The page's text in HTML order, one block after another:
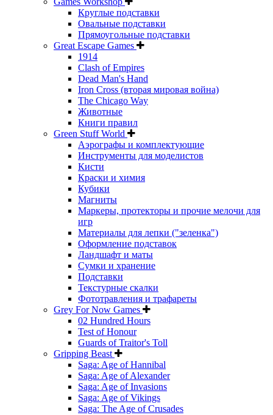
Круглые подставки
Овальные подставки
Прямоугольные подставки
Great Escape Games
1914
Clash of Empires
Dead Man's Hand
Iron Cross (вторая мировая война)
The Chicago Way
Животные
Книги правил
Green Stuff World
Аэрографы и комплектующие
Инструменты для моделистов
Кисти
Краски и химия
Кубики
Магниты
Маркеры, протекторы и прочие мелочи для
игр
Материалы для лепки ("зеленка")
Оформление подставок
Ландшафт и маты
Сумки и хранение
Подставки
Текстурные скалки
Фототравления и трафареты
Grey For Now Games
02 Hundred Hours
Test of Honour
Guards of Traitor's Toll
Gripping Beast
Saga: Age of Hannibal
Saga: Age of Alexander
Saga: Age of Invasions
Saga: Age of Vikings
Saga: The Age of Crusades